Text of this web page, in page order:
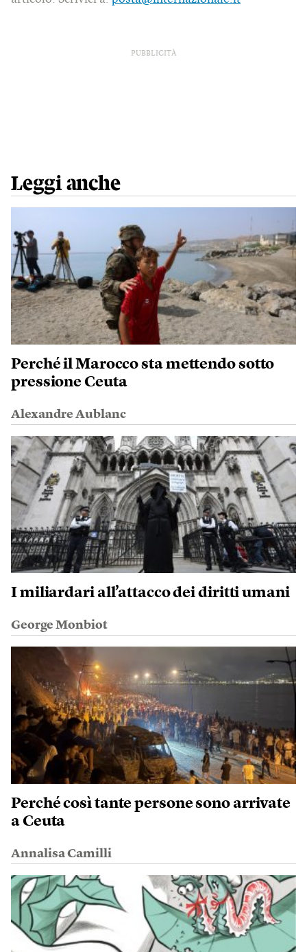
PUBBLICITÀ
Leggi anche
Perché il Marocco sta mettendo sotto
pressione Ceuta
Alexandre Aublanc
I miliardari all’attacco dei diritti umani
George Monbiot
Perché così tante persone sono arrivate
a Ceuta
Annalisa Camilli